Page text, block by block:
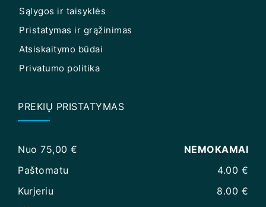
Sąlygos ir taisyklės
Pristatymas ir grąžinimas
Atsiskaitymo būdai
Privatumo politika
PREKIŲ PRISTATYMAS
Nuo 75,00 €
NEMOKAMAI
Paštomatu
4.00 €
Kurjeriu
8.00 €